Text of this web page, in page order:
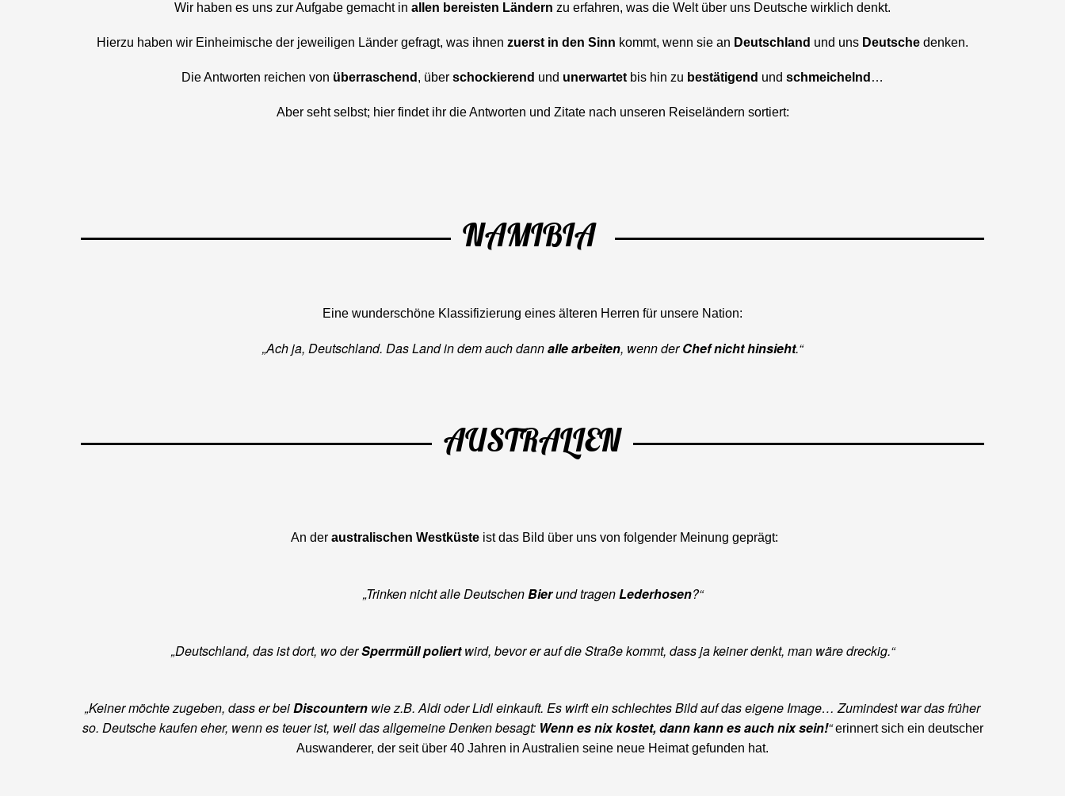
Wir haben es uns zur Aufgabe gemacht in allen bereisten Ländern zu erfahren, was die Welt über uns Deutsche wirklich denkt.
Hierzu haben wir Einheimische der jeweiligen Länder gefragt, was ihnen zuerst in den Sinn kommt, wenn sie an Deutschland und uns Deutsche denken.
Die Antworten reichen von überraschend , über schockierend und unerwartet bis hin zu bestätigend und schmeichelnd …
Aber seht selbst; hier findet ihr die Antworten und Zitate nach unseren Reiseländern sortiert:
NAMIBIA
Eine wunderschöne Klassifizierung eines älteren Herren für unsere Nation:
„Ach ja, Deutschland. Das Land in dem auch dannalle arbeiten, wenn derChef nicht hinsieht.“
AUSTRALIEN
An der australischen Westküsteist das Bild über uns von folgender Meinung geprägt:
„Trinken nicht alle DeutschenBierund tragenLederhosen?“
„Deutschland, das ist dort, wo derSperrmüll poliertwird, bevor er auf die Straße kommt, dass ja keiner denkt, man wäre dreckig.“
„Keiner möchte zugeben, dass er beiDiscountern wie z.B. Aldi oder Lidl einkauft. Es wirft ein schlechtes Bild auf das eigene Image… Zumindest war das früher
so. Deutsche kaufen eher, wenn es teuer ist, weil das allgemeine Denken besagt: Wenn es nix kostet, dann kann es auch nix sein!“erinnert sich ein deutscher
Auswanderer, der seit über 40 Jahren in Australien seine neue Heimat gefunden hat.